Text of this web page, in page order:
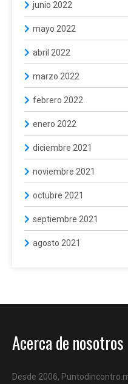
junio 2022
mayo 2022
abril 2022
marzo 2022
febrero 2022
enero 2022
diciembre 2021
noviembre 2021
octubre 2021
septiembre 2021
agosto 2021
Acerca de nosotros
Desde 2006,